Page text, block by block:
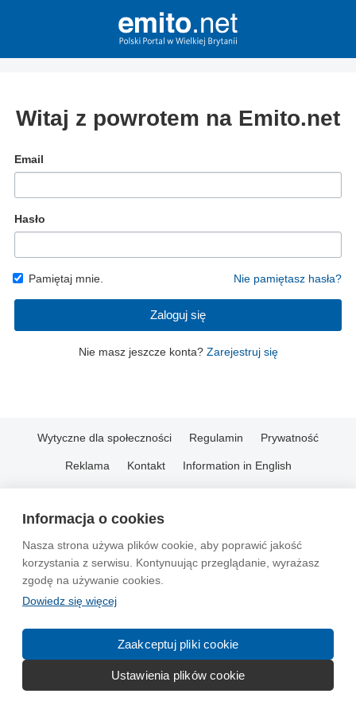
Informacja o cookies
Nasza strona używa plików cookie, aby poprawić jakość
korzystania z serwisu. Kontynuując przeglądanie, wyrażasz
zgodę na używanie cookies.
Dowiedz się więcej
Zaakceptuj pliki cookie
Ustawienia plików cookie
Witaj z powrotem na Emito.net
Email
Hasło
Pamiętaj mnie. Nie pamiętasz hasła?
Zaloguj się
Nie masz jeszcze konta? Zarejestruj się
Wytyczne dla społeczności Regulamin Prywatność
Reklama Kontakt Information in English